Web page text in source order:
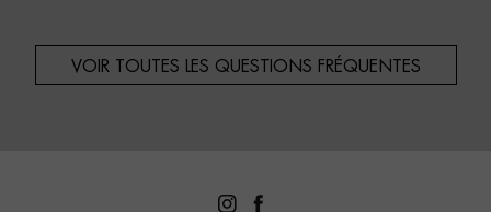
VOIR TOUTES LES QUESTIONS FRÉQUENTES